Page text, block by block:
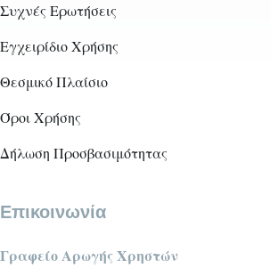
Συχνές Ερωτήσεις
Εγχειρίδιο Χρήσης
Θεσμικό Πλαίσιο
Όροι Χρήσης
Δήλωση Προσβασιμότητας
Επικοινωνία
Γραφείο Αρωγής Χρηστών